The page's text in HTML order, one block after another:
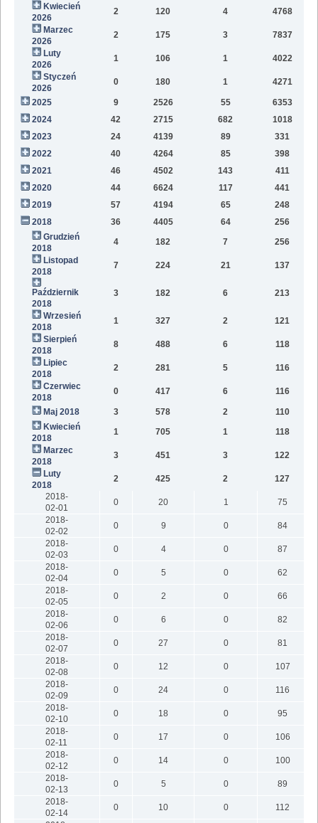
Kwiecień
2026
2 120 4 4768
Marzec
2026
2 175 3 7837
Luty
2026
1 106 1 4022
Styczeń
2026
0 180 1 4271
2025 9 2526 55 6353
2024
42 2715 682 1018
2023
24 4139 89 331
2022
40 4264 85 398
2021
46 4502 143 411
2020
44 6624 117 441
2019
57 4194 65 248
2018
36 4405 64 256
Grudzień
2018
4 182 7 256
Listopad
2018
7 224 21 137
Październik
2018
3 182 6 213
Wrzesień
2018
1 327 2 121
Sierpień
2018
8 488 6 118
Lipiec
2018
2 281 5
116
Czerwiec
2018
0 417 6 116
Maj 2018 3 578 2
110
Kwiecień
2018
1 705 1
118
Marzec
2018
3 451 3
122
Luty
2018
2 425 2
127
2018-
02-01
0 20 1
75
2018-
02-02
0 9 0
84
2018-
02-03
0 4 0
87
2018-
02-04
0 5 0
62
2018-
02-05
0 2 0
66
2018-
02-06
0 6 0
82
2018-
02-07
0 27 0
81
2018-
02-08
0 12 0
107
2018-
02-09
0 24 0
116
2018-
02-10
0 18 0
95
2018-
02-11
0 17 0
106
2018-
02-12
0 14 0
100
2018-
02-13
0 5 0
89
2018-
02-14
0 10 0
112